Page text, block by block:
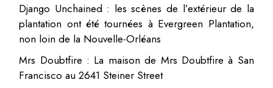
Django Unchained : les scènes de l’extérieur de la
plantation ont été tournées à Evergreen Plantation,
non loin de la Nouvelle-Orléans
Mrs Doubtfire : La maison de Mrs Doubtfire à San
Francisco au 2641 Steiner Street